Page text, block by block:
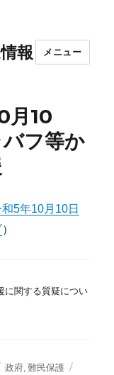
報 メニュー
月10
フ等か
5年10月10日
）
に関する質疑につい
カ
政府 ,難民保護